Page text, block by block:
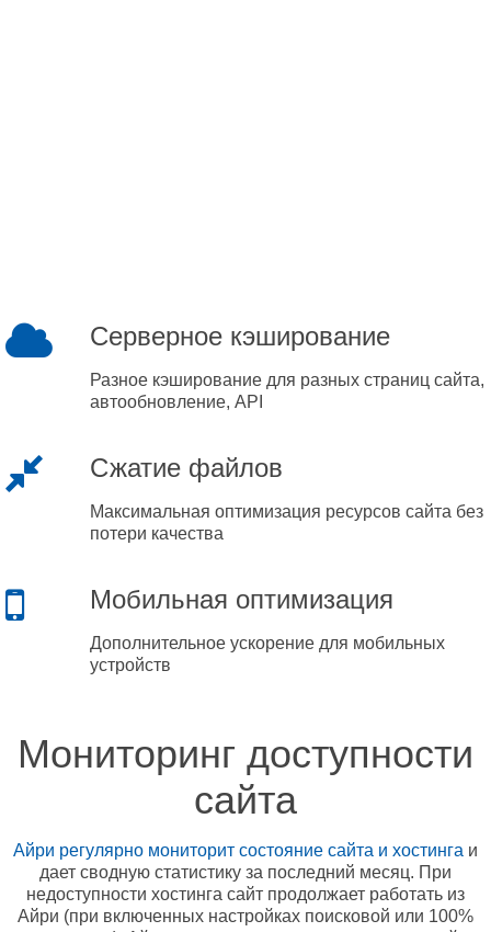
Серверное кэширование
Разное кэширование для разных страниц сайта,
автообновление, API
Сжатие файлов
Максимальная оптимизация ресурсов сайта без
потери качества
Мобильная оптимизация
Дополнительное ускорение для мобильных
устройств
Мониторинг доступности
сайта
Айри регулярно мониторит состояние сайта и хостинга и
дает сводную статистику за последний месяц. При
недоступности хостинга сайт продолжает работать из
Айри (при включенных настройках поисковой или 100%